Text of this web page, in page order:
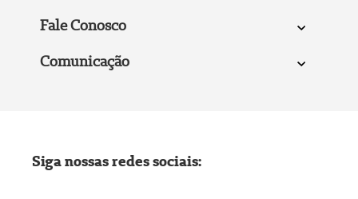
Fale Conosco
Comunicação
Siga nossas redes sociais: